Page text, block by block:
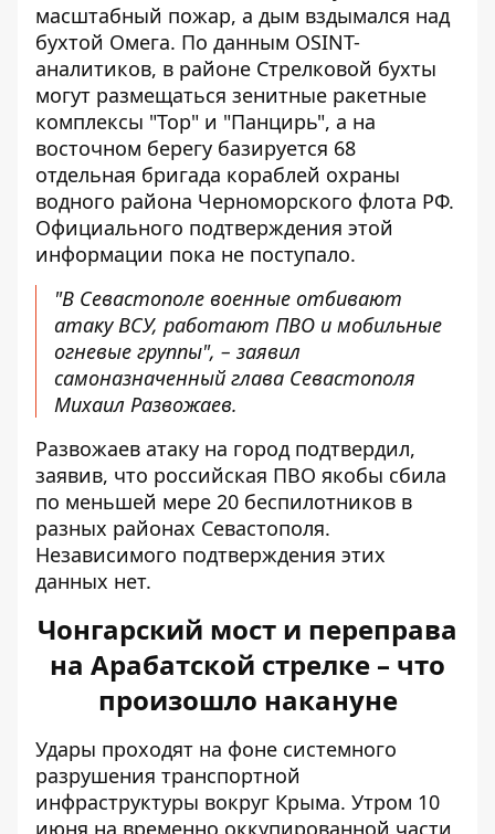
масштабный пожар, а дым вздымался над
бухтой Омега. По данным OSINT-
аналитиков, в районе Стрелковой бухты
могут размещаться зенитные ракетные
комплексы "Тор" и "Панцирь", а на
восточном берегу базируется 68
отдельная бригада кораблей охраны
водного района Черноморского флота РФ.
Официального подтверждения этой
информации пока не поступало.
"В Севастополе военные отбивают
атаку ВСУ, работают ПВО и мобильные
огневые группы", – заявил
самоназначенный глава Севастополя
Михаил Развожаев.
Развожаев атаку на город подтвердил,
заявив, что российская ПВО якобы сбила
по меньшей мере 20 беспилотников в
разных районах Севастополя.
Независимого подтверждения этих
данных нет.
Чонгарский мост и переправа
на Арабатской стрелке – что
произошло накануне
Удары проходят на фоне системного
разрушения транспортной
инфраструктуры вокруг Крыма. Утром 10
июня на временно оккупированной части